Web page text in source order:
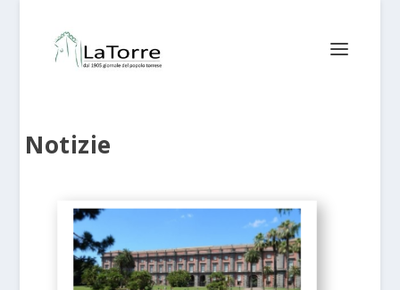
Notizie